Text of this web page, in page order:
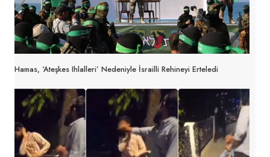
Hamas, ‘ateşkes Ihlalleri’ Nedeniyle İsrailli Rehineyi Erteledi